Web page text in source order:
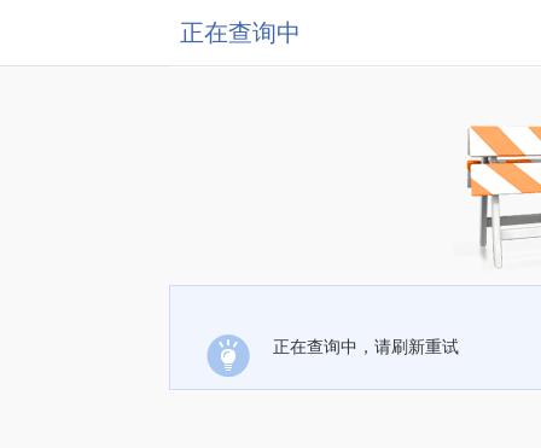
正在查询中
正在查询中，请刷新重试